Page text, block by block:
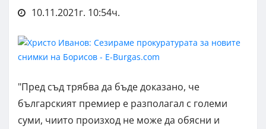
10.11.2021г. 10:54ч.
"Пред съд трябва да бъде доказано, че
българският премиер е разполагал с големи
суми, чиито произход не може да обясни и